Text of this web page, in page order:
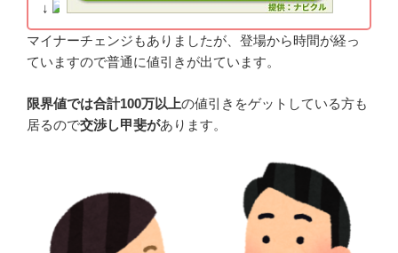
↓
マイナーチェンジもありましたが、登場から時間が経っ
ていますので普通に値引きが出ています。
限界値では合計100万以上の値引きをゲットしている方も
居るので交渉し甲斐があります。